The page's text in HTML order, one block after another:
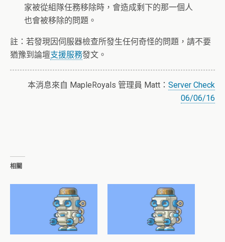
家被從組隊任務移除時，會造成剩下的那一個人
也會被移除的問題。
註：若發現因伺服器檢查所發生任何奇怪的問題，請不要
猶豫到論壇支援服務發文。
本消息來自 MapleRoyals 管理員 Matt： Server Check
06/06/16
相關